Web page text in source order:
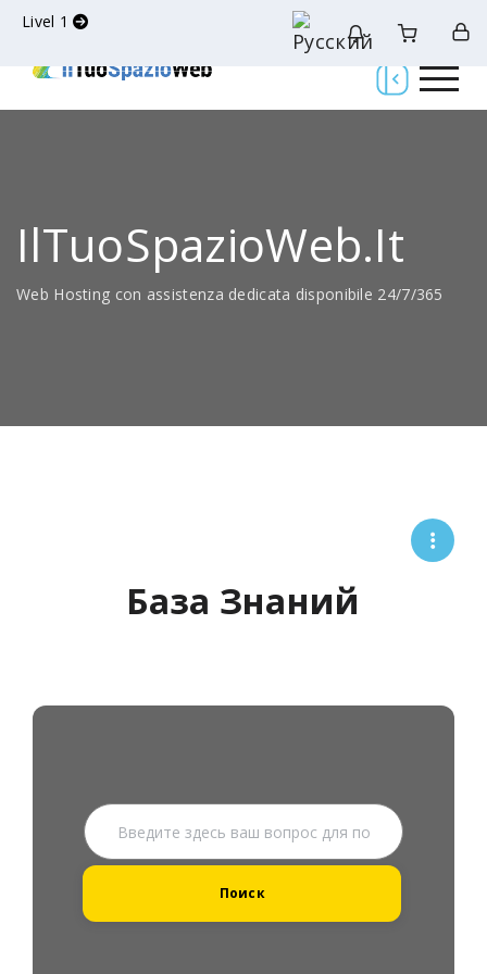
Livel 1
IlTuoSpazioWeb.it
Web Hosting con assistenza dedicata disponibile 24/7/365
База Знаний